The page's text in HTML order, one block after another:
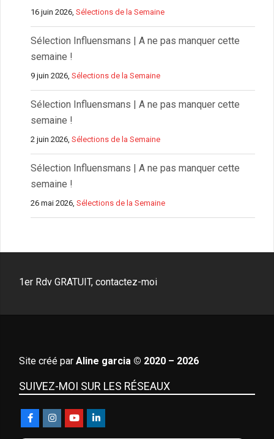
16 juin 2026,Sélections de la Semaine
Sélection Influensmans | A ne pas manquer cette
semaine !
9 juin 2026,Sélections de la Semaine
Sélection Influensmans | A ne pas manquer cette
semaine !
2 juin 2026,Sélections de la Semaine
Sélection Influensmans | A ne pas manquer cette
semaine !
26 mai 2026,Sélections de la Semaine
1er Rdv GRATUIT, contactez-moi
Site créé par Aline garcia © 2020 – 2026
SUIVEZ-MOI SUR LES RÉSEAUX